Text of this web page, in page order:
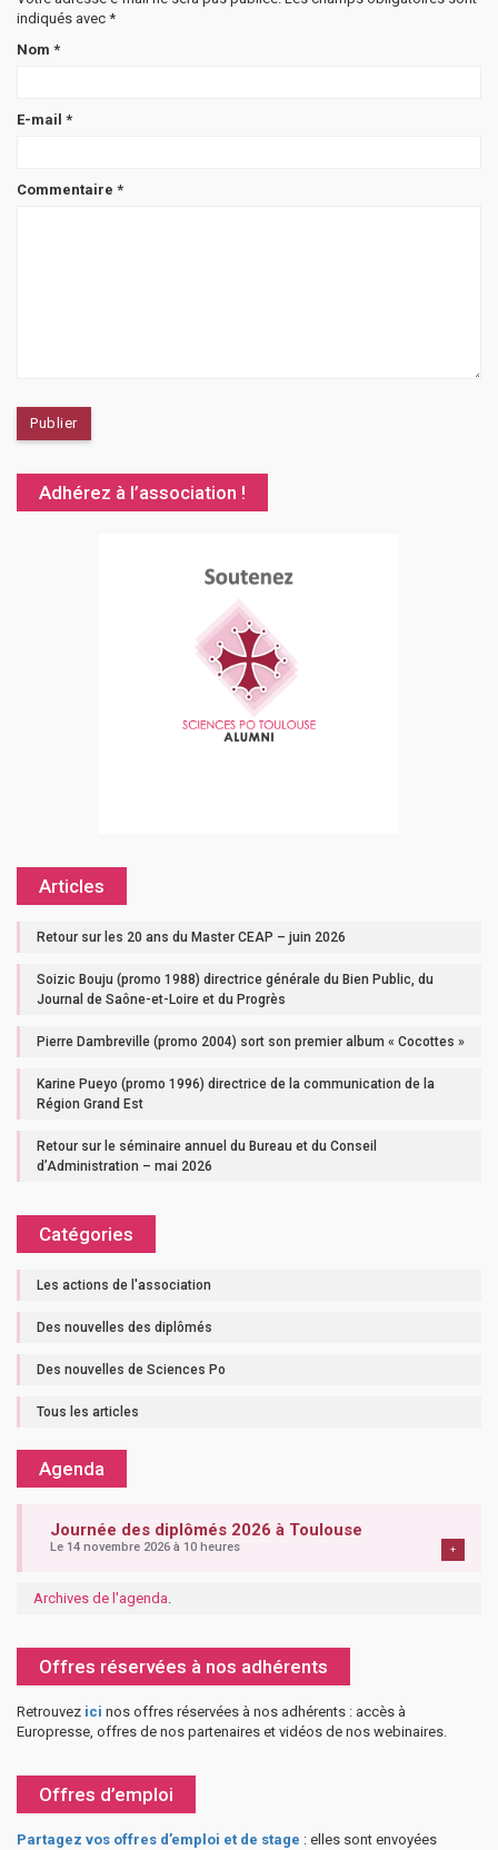
indiqués avec *
Nom *
E-mail *
Commentaire *
Adhérez à l’association !
Articles
Retour sur les 20 ans du Master CEAP – juin 2026
Soizic Bouju (promo 1988) directrice générale du Bien Public, du
Journal de Saône-et-Loire et du Progrès
Pierre Dambreville (promo 2004) sort son premier album « Cocottes »
Karine Pueyo (promo 1996) directrice de la communication de la
Région Grand Est
Retour sur le séminaire annuel du Bureau et du Conseil
d’Administration – mai 2026
Catégories
Les actions de l'association
Des nouvelles des diplômés
Des nouvelles de Sciences Po
Tous les articles
Agenda
Journée des diplômés 2026 à Toulouse
Le 14 novembre 2026 à 10 heures +
Archives de l'agenda
Offres réservées à nos adhérents
Retrouvez ici nos offres réservées à nos adhérents : accès à
Europresse, offres de nos partenaires et vidéos de nos webinaires.
Offres d’emploi
Partagez vos offres d’emploi et de stage : elles sont envoyées